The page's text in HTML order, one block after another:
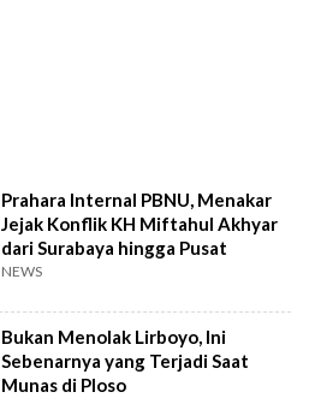
Prahara Internal PBNU, Menakar
Jejak Konflik KH Miftahul Akhyar
dari Surabaya hingga Pusat
NEWS
Bukan Menolak Lirboyo, Ini
Sebenarnya yang Terjadi Saat
Munas di Ploso